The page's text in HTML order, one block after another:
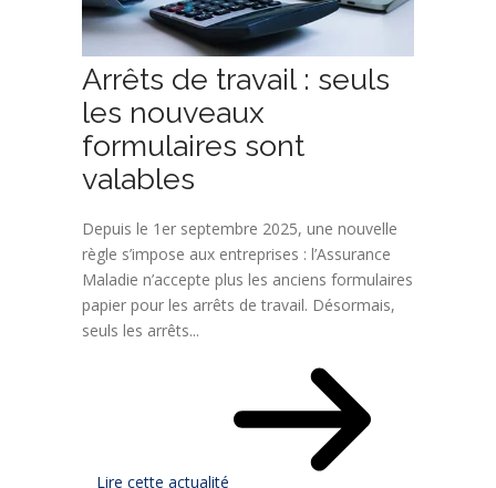
Arrêts de travail : seuls
les nouveaux
formulaires sont
valables
Depuis le 1er septembre 2025, une nouvelle
règle s’impose aux entreprises : l’Assurance
Maladie n’accepte plus les anciens formulaires
papier pour les arrêts de travail. Désormais,
seuls les arrêts...
Lire cette actualité